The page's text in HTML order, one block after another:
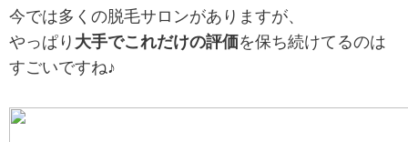
今では多くの脱毛サロンがありますが、
やっぱり 大手でこれだけの評価を保ち続けてるのは
すごいですね♪